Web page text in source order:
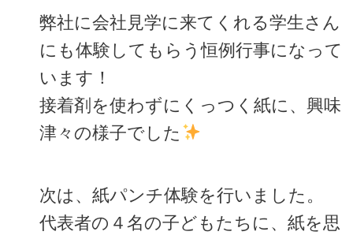
弊社に会社見学に来てくれる学生さん
にも体験してもらう恒例行事になって
います！
接着剤を使わずにくっつく紙に、興味
津々の様子でした
次は、紙パンチ体験を行いました。
代表者の４名の子どもたちに、紙を思